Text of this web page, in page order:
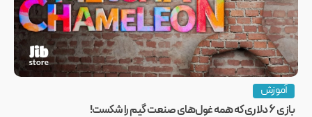
آموزش
بازی ۶ دلاری که همه غول‌های صنعت گیم را شکست!